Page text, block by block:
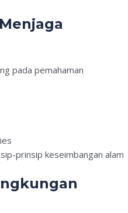
pada pemahaman
prinsip keseimbangan alam